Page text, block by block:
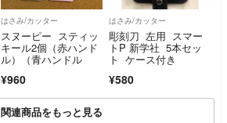
はさみ/カッター
スヌーピー スティッ
キール2個（赤ハンド
ル）（青ハンドル
¥960
はさみ/カッター
彫刻刀 左用 スマー
トP 新学社 5本セッ
ト ケース付き
¥580
関連商品をもっと見る